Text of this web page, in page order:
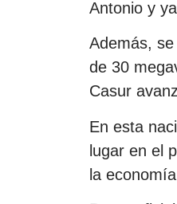
Antonio y
Además,
de 30
Casur
En esta
lugar en el
la